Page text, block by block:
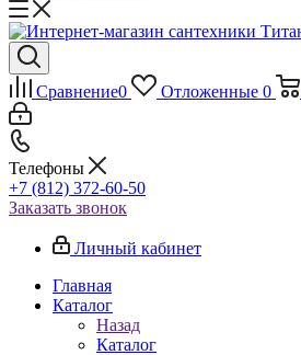
Сравнение0 Отложенные 0
Телефоны
+7 (812) 372-60-50
Заказать звонок
Личный кабинет
Главная
Каталог
Назад
Каталог